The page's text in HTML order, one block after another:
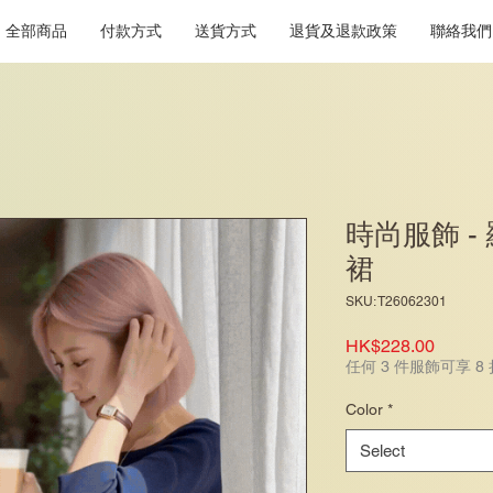
全部商品 付款方式 送貨方式 退貨及退款政策 聯絡我們
時尚服飾 -
裙
SKU: T26062301
HK$228.00Price
任何 3 件服飾可享 8
Color *
Select